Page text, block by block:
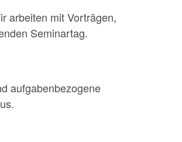
arbeiten mit Vorträgen,
Seminartag.
aufgabenbezogene